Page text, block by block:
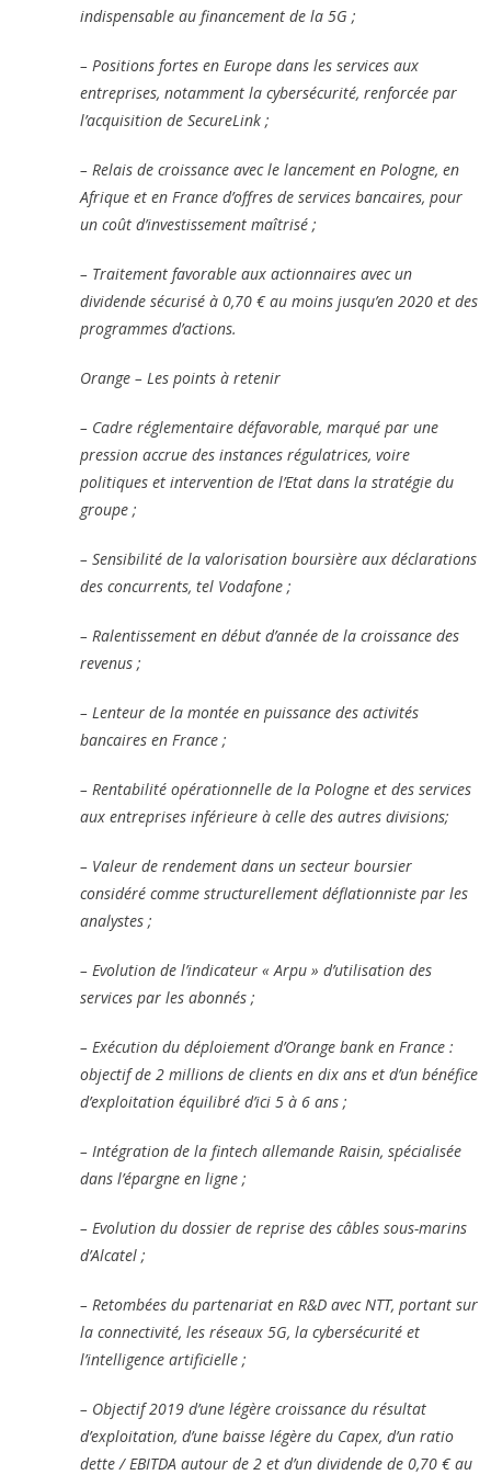
indispensable au financement de la 5G ;
– Positions fortes en Europe dans les services aux
entreprises, notamment la cybersécurité, renforcée par
l’acquisition de SecureLink ;
– Relais de croissance avec le lancement en Pologne, en
Afrique et en France d’offres de services bancaires, pour
un coût d’investissement maîtrisé ;
– Traitement favorable aux actionnaires avec un
dividende sécurisé à 0,70 € au moins jusqu’en 2020 et des
programmes d’actions.
Orange – Les points à retenir
– Cadre réglementaire défavorable, marqué par une
pression accrue des instances régulatrices, voire
politiques et intervention de l’Etat dans la stratégie du
groupe ;
– Sensibilité de la valorisation boursière aux déclarations
des concurrents, tel Vodafone ;
– Ralentissement en début d’année de la croissance des
revenus ;
– Lenteur de la montée en puissance des activités
bancaires en France ;
– Rentabilité opérationnelle de la Pologne et des services
aux entreprises inférieure à celle des autres divisions;
– Valeur de rendement dans un secteur boursier
considéré comme structurellement déflationniste par les
analystes ;
– Evolution de l’indicateur « Arpu » d’utilisation des
services par les abonnés ;
– Exécution du déploiement d’Orange bank en France :
objectif de 2 millions de clients en dix ans et d’un bénéfice
d’exploitation équilibré d’ici 5 à 6 ans ;
– Intégration de la fintech allemande Raisin, spécialisée
dans l’épargne en ligne ;
– Evolution du dossier de reprise des câbles sous-marins
d’Alcatel ;
– Retombées du partenariat en R&D avec NTT, portant sur
la connectivité, les réseaux 5G, la cybersécurité et
l’intelligence artificielle ;
– Objectif 2019 d’une légère croissance du résultat
d’exploitation, d’une baisse légère du Capex, d’un ratio
dette / EBITDA autour de 2 et d’un dividende de 0,70 € au